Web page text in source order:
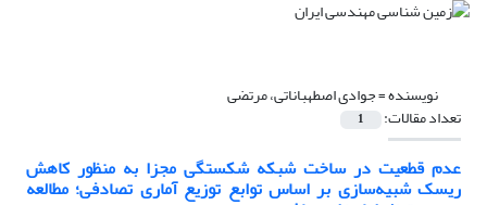
نویسنده =جوادی اصطهباناتی، مرتضی
تعداد مقالات: 1
عدم قطعیت در ساخت شبکه شکستگی مجزا به‌ منظور کاهش
ریسک شبیه‌سازی بر اساس توابع توزیع آماری تصادفی؛ مطالعه